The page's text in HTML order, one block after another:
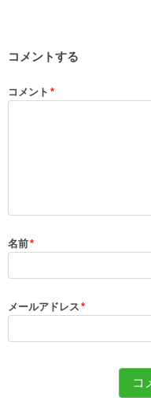
コメントする
コメント *
名前*
メールアドレス *